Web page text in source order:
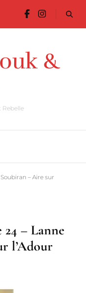
&
Rebelle
– Aire sur
– Lanne
l’Adour